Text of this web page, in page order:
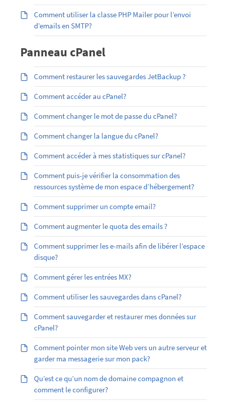
Comment utiliser la classe PHP Mailer pour l’envoi
d’emails en SMTP?
Panneau cPanel
Comment restaurer les sauvegardes JetBackup ?
Comment accéder au cPanel?
Comment changer le mot de passe du cPanel?
Comment changer la langue du cPanel?
Comment accéder à mes statistiques sur cPanel?
Comment puis-je vérifier la consommation des
ressources système de mon espace d’hébergement?
Comment supprimer un compte email?
Comment augmenter le quota des emails ?
Comment supprimer les e-mails afin de libérer l’espace
disque?
Comment gérer les entrées MX?
Comment utiliser les sauvegardes dans cPanel?
Comment sauvegarder et restaurer mes données sur
cPanel?
Comment pointer mon site Web vers un autre serveur et
garder ma messagerie sur mon pack?
Qu’est ce qu’un nom de domaine compagnon et
comment le configurer?